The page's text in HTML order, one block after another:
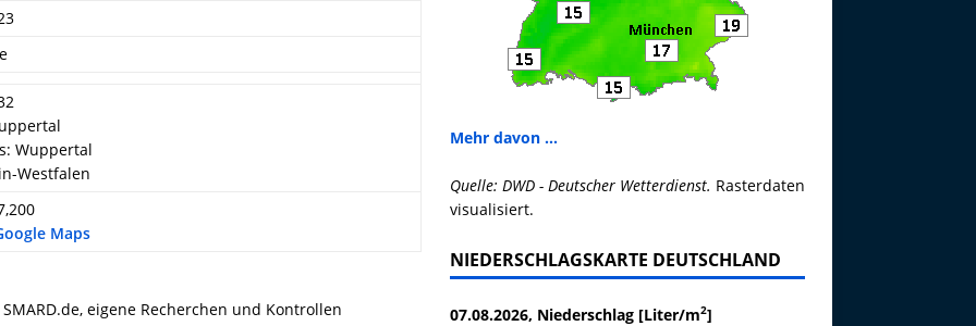
Wuppertal
Westfalen
Maps
eigene Recherchen und Kontrollen
Mehr davon ...
Quelle: DWD - Deutscher Wetterdienst. Rasterdaten
visualisiert.
NIEDERSCHLAGSKARTE DEUTSCHLAND
07.08.2026, Niederschlag [Liter/m2]